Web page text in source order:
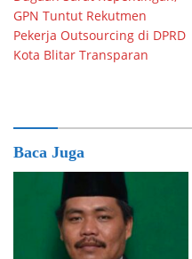
GPN Tuntut Rekutmen
Pekerja Outsourcing di DPRD
Kota Blitar Transparan
Baca Juga